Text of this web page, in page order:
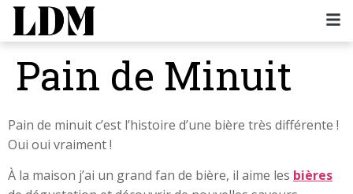
Pain de Minuit
Pain de minuit c’est l’histoire d’une bière très différente !
Oui oui vraiment !
À la maison j’ai un grand fan de bière, il aime les bières